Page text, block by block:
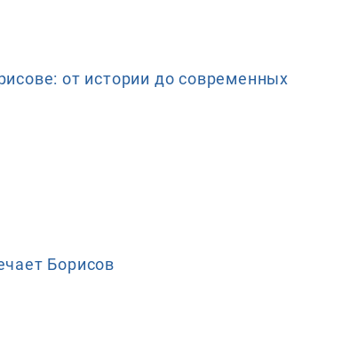
от истории до современных
Борисов